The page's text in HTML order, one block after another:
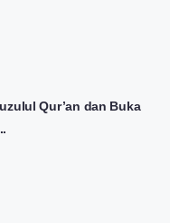
Qur’an dan Buka